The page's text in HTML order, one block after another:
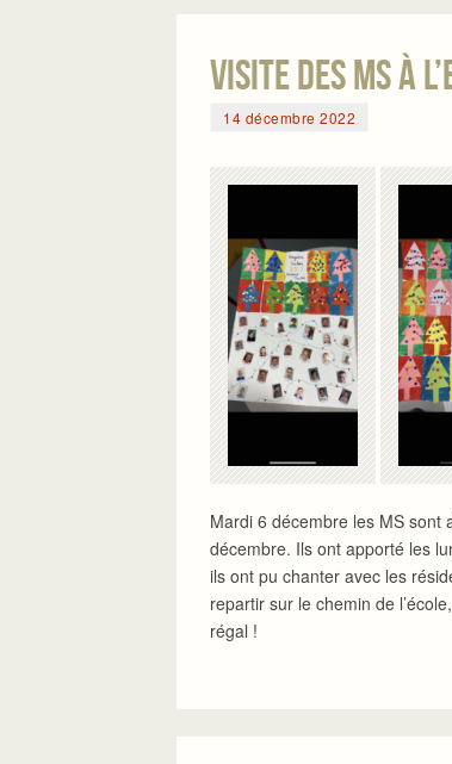
Visite des MS à
14 décembre 2022
Mardi 6 décembre les MS sont
décembre. Ils ont apporté les
ils ont pu chanter avec les
repartir sur le chemin de
régal !